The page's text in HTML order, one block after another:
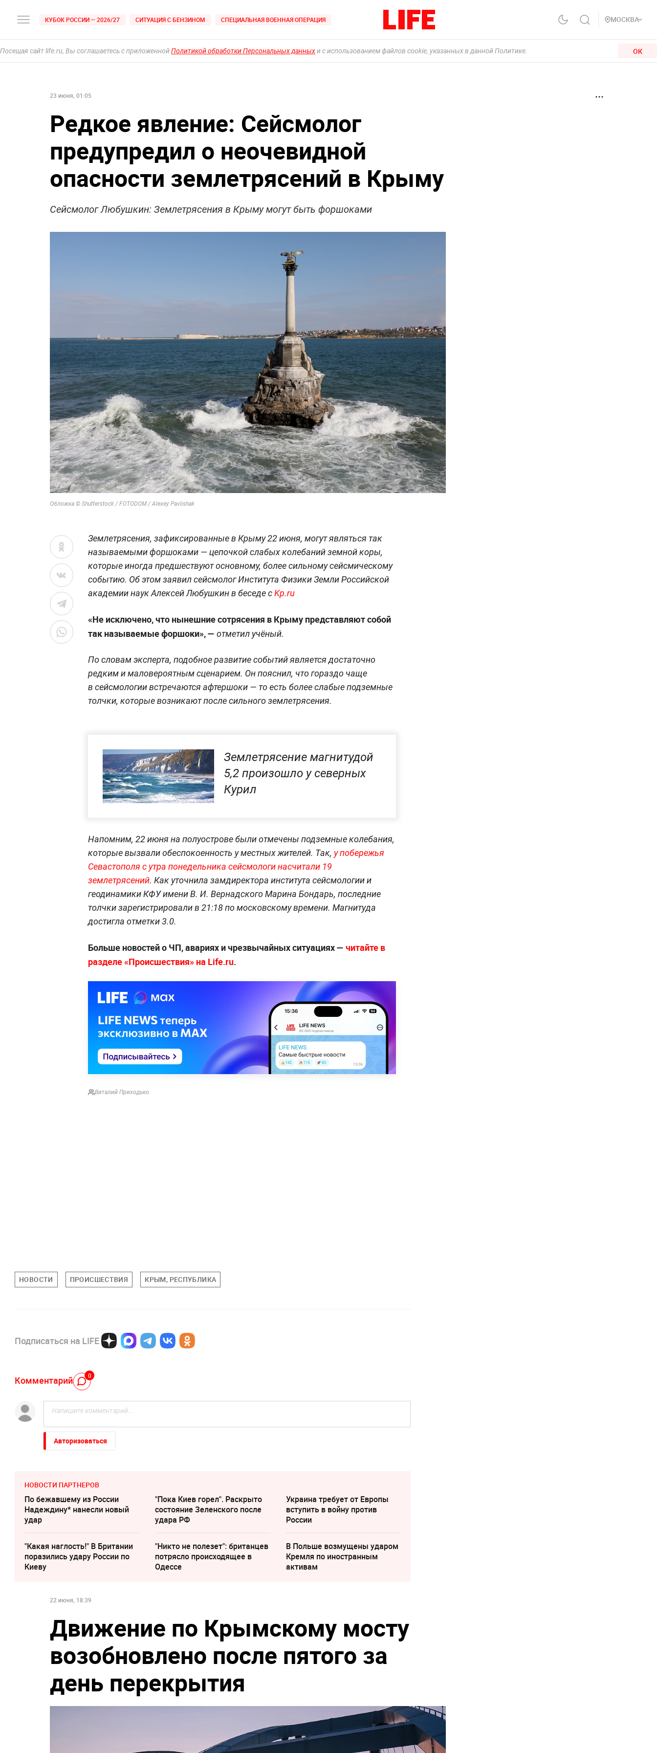
КУБОК РОССИИ — 2026/27 СИТУАЦИЯ С БЕНЗИНОМ СПЕЦИАЛЬНАЯ ВОЕННАЯ ОПЕРАЦИЯ МОСКВА
Посещая сайт life.ru, Вы соглашаетесь с приложеннойПолитикой обработки Персональных данныхи с использованием файлов cookie, указанных в данной Политике. ОК
23 июня, 01:05
Редкое явление: Сейсмолог
предупредил о неочевидной
опасности землетрясений в Крыму
Сейсмолог Любушкин: Землетрясения в Крыму могут быть форшоками
Обложка © Shutterstock / FOTODOM / Alexey Pavlishak
Землетрясения, зафиксированные в Крыму 22 июня, могут являться так
называемыми форшоками — цепочкой слабых колебаний земной коры,
которые иногда предшествуют основному, более сильному сейсмическому
событию. Об этом заявил сейсмолог Института Физики Земли Российской
академии наук Алексей Любушкин в беседе сKp.ru
«Не исключено, что нынешние сотрясения в Крыму представляют собой
так называемые форшоки», — отметил учёный.
По словам эксперта, подобное развитие событий является достаточно
редким и маловероятным сценарием. Он пояснил, что гораздо чаще
в сейсмологии встречаются афтершоки — то есть более слабые подземные
толчки, которые возникают после сильного землетрясения.
Землетрясение магнитудой
5,2 произошло у северных
Курил
Напомним, 22 июня на полуострове были отмечены подземные колебания,
которые вызвали обеспокоенность у местных жителей. Так, у побережья
Севастополя с утра понедельника сейсмологи насчитали 19
землетрясений. Как уточнила замдиректора института сейсмологии и
геодинамики КФУ имени В. И. Вернадского Марина Бондарь, последние
толчки зарегистрировали в 21:18 по московскому времени. Магнитуда
достигла отметки 3.0.
Больше новостей о ЧП, авариях и чрезвычайных ситуациях — читайте в
разделе «Происшествия» на Life.ru.
Виталий Приходько
НОВОСТИ ПРОИСШЕСТВИЯ КРЫМ, РЕСПУБЛИКА
Подписаться на LIFE
Комментарий 0
Авторизоваться
НОВОСТИ ПАРТНЕРОВ
По бежавшему из России
Надеждину* нанесли новый
удар
"Пока Киев горел". Раскрыто
состояние Зеленского после
удара РФ
Украина требует от Европы
вступить в войну против
России
"Какая наглость!" В Британии
поразились удару России по
Киеву
"Никто не полезет": британцев
потрясло происходящее в
Одессе
В Польше возмущены ударом
Кремля по иностранным
активам
22 июня, 18:39
Движение по Крымскому мосту
возобновлено после пятого за
день перекрытия